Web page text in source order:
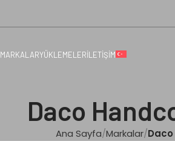
MARKALARYÜKLEMELERİLETIŞIM
Daco
Ana Sayfa Markalar